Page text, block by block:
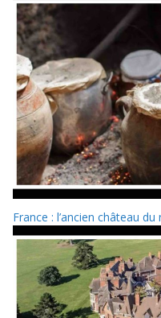
France : l’ancien château